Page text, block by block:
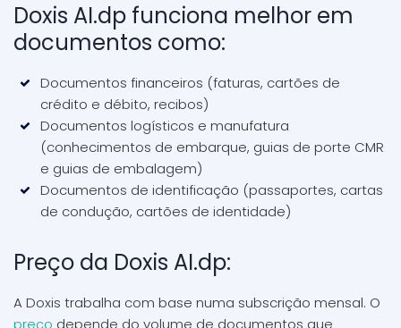
Doxis AI.dp funciona melhor em
documentos como:
Documentos financeiros (faturas, cartões de
crédito e débito, recibos)
Documentos logísticos e manufatura
(conhecimentos de embarque, guias de porte CMR
e guias de embalagem)
Documentos de identificação (passaportes, cartas
de condução, cartões de identidade)
Preço da Doxis AI.dp:
A Doxis trabalha com base numa subscrição mensal. O
preço depende do volume de documentos que